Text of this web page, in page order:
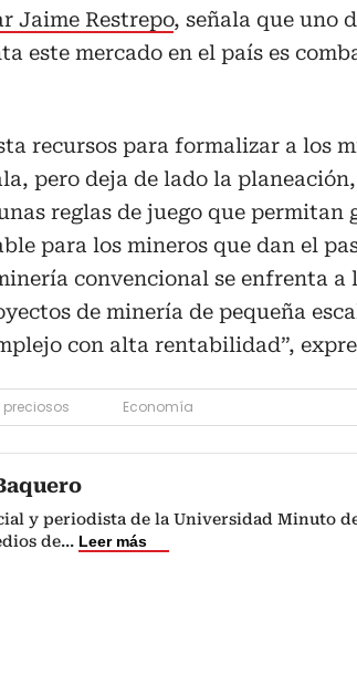
Jaime Restrepo, señala que uno
este mercado en el país es
recursos para formalizar a los
pero deja de lado la
reglas de juego que permitan
para los mineros que dan el
convencional se enfrenta a
de minería de pequeña
con alta rentabilidad”,
preciosos Economía
y periodista de la Universidad Minuto
de... Leer más